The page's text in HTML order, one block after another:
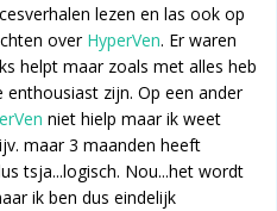
lezen en las ook op
over HyperVen. Er waren
helpt maar zoals met alles heb
zijn. Op een ander
niet hielp maar ik weet
maar 3 maanden heeft
tsja...logisch. Nou...het wordt
ik ben dus eindelijk